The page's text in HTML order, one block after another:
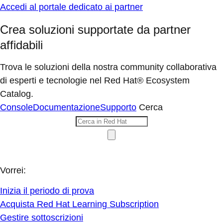
Accedi al portale dedicato ai partner
Crea soluzioni supportate da partner
affidabili
Trova le soluzioni della nostra community collaborativa
di esperti e tecnologie nel Red Hat® Ecosystem
Catalog.
ConsoleDocumentazioneSupporto Cerca
Vorrei:
Inizia il periodo di prova
Acquista Red Hat Learning Subscription
Gestire sottoscrizioni